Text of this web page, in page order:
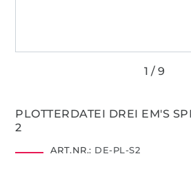
PLOTTERDATEI DREI EM'S
2
ART.NR.: DE-PL-S2